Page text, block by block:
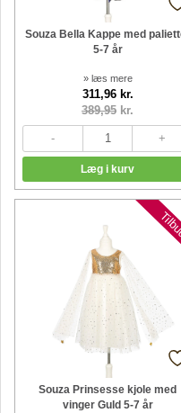
Souza Bella Kappe med
5-7 år
» læs mere
311,96 kr.
389,95 kr.
Souza Prinsesse kjole med
vinger Guld 5-7 år